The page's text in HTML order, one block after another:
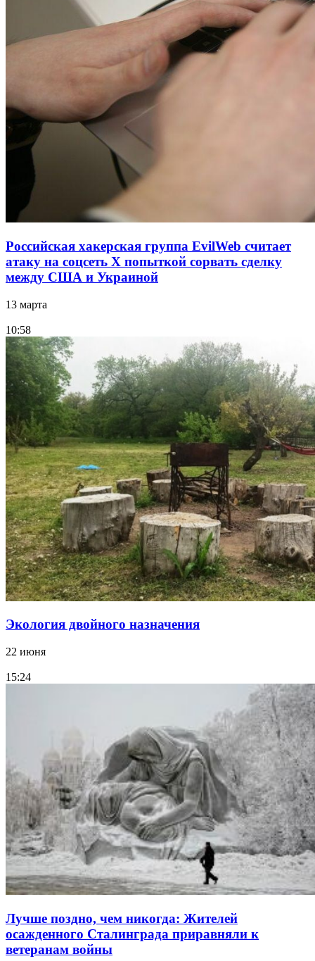
Российская хакерская группа EvilWeb считает
атаку на соцсеть Х попыткой сорвать сделку
между США и Украиной
13 марта
10:58
Экология двойного назначения
22 июня
15:24
Лучше поздно, чем никогда: Жителей
осажденного Сталинграда приравняли к
ветеранам войны